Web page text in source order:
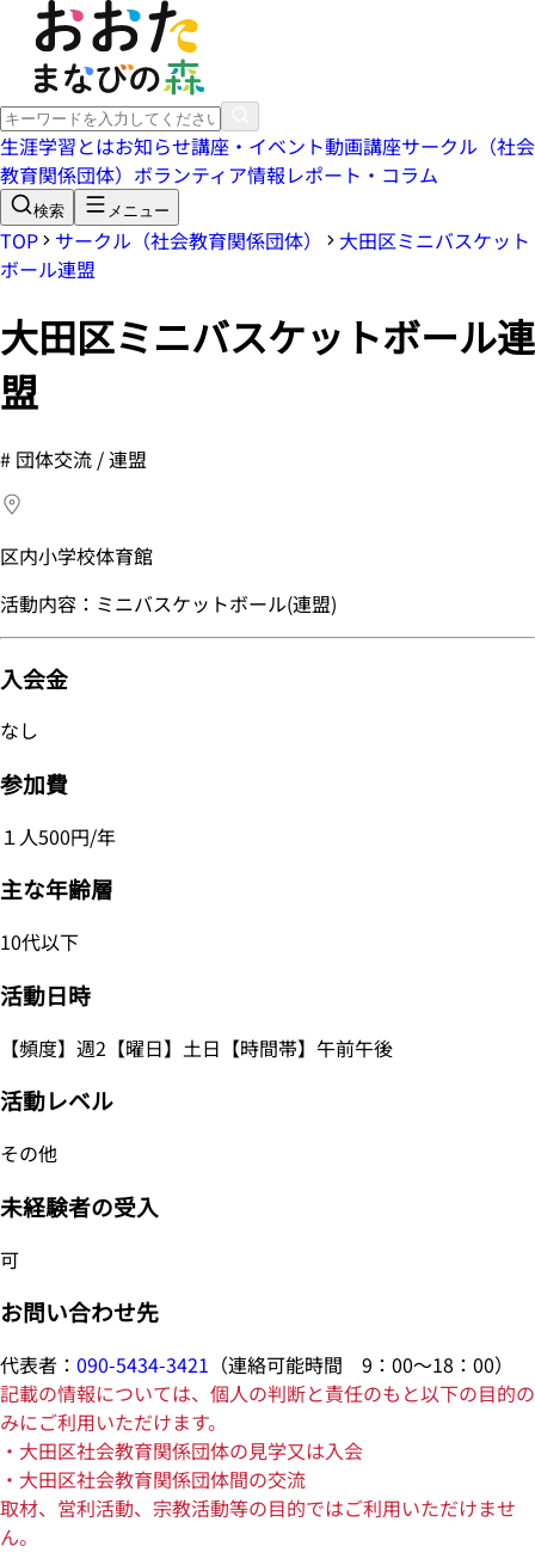
生涯学習とはお知らせ講座・イベント動画講座サークル（社会
教育関係団体） ボランティア情報レポート・コラム
検索 メニュー
TOP サークル（社会教育関係団体）
大田区ミニバスケット
ボール連盟
大田区ミニバスケットボール連
盟
# 団体交流 / 連盟
区内小学校体育館
活動内容：ミニバスケットボール(連盟)
入会金
なし
参加費
１人500円/年
主な年齢層
10代以下
活動日時
【頻度】週2【曜日】土日【時間帯】午前午後
活動レベル
その他
未経験者の受入
可
お問い合わせ先
代表者： 090-5434-3421 （連絡可能時間 9：00～18：00）
記載の情報については、個人の判断と責任のもと以下の目的の
みにご利用いただけます。
・大田区社会教育関係団体の見学又は入会
・大田区社会教育関係団体間の交流
取材、営利活動、宗教活動等の目的ではご利用いただけませ
ん。